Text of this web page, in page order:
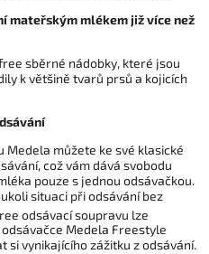
mateřským mlékem již více než
sběrné nádobky, které jsou
k většině tvarů prsů a kojicích
Medela můžete ke své klasické
což vám dává svobodu
pouze s jednou odsávačkou.
situaci při odsávání bez
odsávací soupravu lze
Medela Freestyle
vynikajícího zážitku z odsávání.